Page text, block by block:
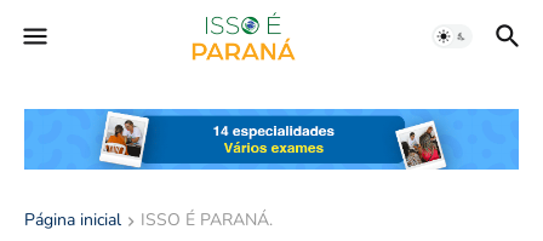
Página inicial ISSO É PARANÁ.